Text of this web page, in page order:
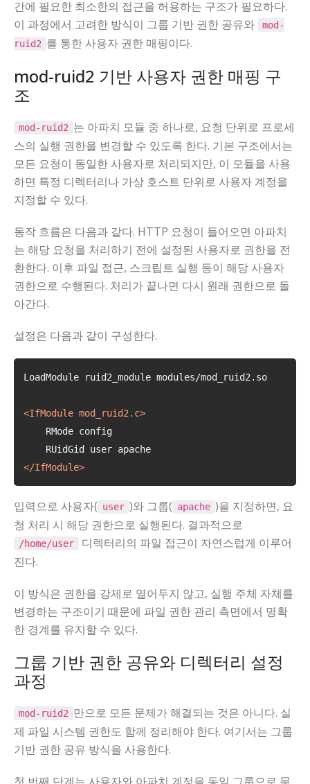
간에 필요한 최소한의 접근을 허용하는 구조가 필요하다.
이 과정에서 고려한 방식이 그룹 기반 권한 공유와
mod-
ruid2 를 통한 사용자 권한 매핑이다.
mod-ruid2 기반 사용자 권한 매핑 구
조
mod-ruid2 는 아파치 모듈 중 하나로, 요청 단위로 프로세
스의 실행 권한을 변경할 수 있도록 한다. 기본 구조에서는
모든 요청이 동일한 사용자로 처리되지만, 이 모듈을 사용
하면 특정 디렉터리나 가상 호스트 단위로 사용자 계정을
지정할 수 있다.
동작 흐름은 다음과 같다. HTTP 요청이 들어오면 아파치
는 해당 요청을 처리하기 전에 설정된 사용자로 권한을 전
환한다. 이후 파일 접근, 스크립트 실행 등이 해당 사용자
권한으로 수행된다. 처리가 끝나면 다시 원래 권한으로 돌
아간다.
설정은 다음과 같이 구성한다.
LoadModule ruid2_module modules/mod_ruid2.so
<IfModule mod_ruid2.c>
    RMode config
</IfModule>
입력으로 사용자( user )와 그룹( apache )을 지정하면, 요
청 처리 시 해당 권한으로 실행된다. 결과적으로
/home/user
디렉터리의 파일 접근이 자연스럽게 이루어
진다.
이 방식은 권한을 강제로 열어두지 않고, 실행 주체 자체를
변경하는 구조이기 때문에 파일 권한 관리 측면에서 명확
한 경계를 유지할 수 있다.
그룹 기반 권한 공유와 디렉터리 설정
과정
mod-ruid2 만으로 모든 문제가 해결되는 것은 아니다. 실
제 파일 시스템 권한도 함께 정리해야 한다. 여기서는 그룹
기반 권한 공유 방식을 사용한다.